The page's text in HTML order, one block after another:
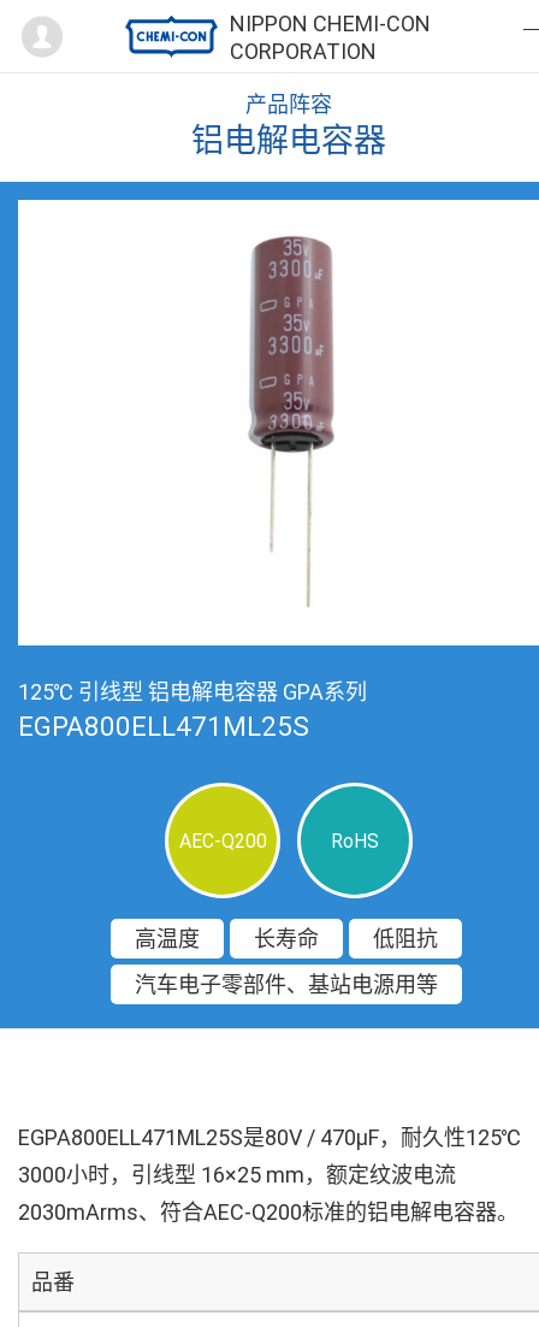
NIPPON CHEMI-CON
CORPORATION
Mypage
产品阵容
铝电解电容器
125℃ 引线型 铝电解电容器 GPA系列
EGPA800ELL471ML25S
AEC-Q200 RoHS
高温度 长寿命
低阻抗
汽车电子零部件、基站电源用等
EGPA800ELL471ML25S是80V / 470µF，耐久性125℃
3000小时，引线型 16×25 mm，额定纹波电流
2030mArms、符合AEC-Q200标准的铝电解电容器。
品番